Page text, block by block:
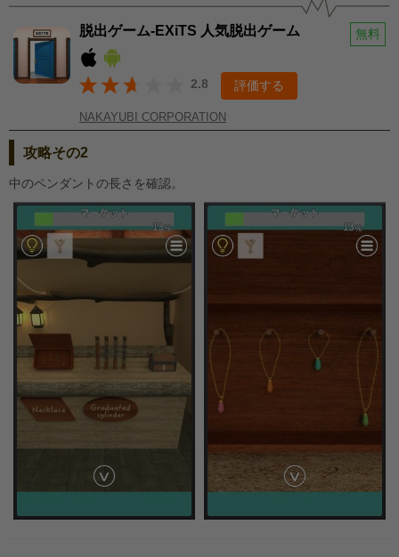
脱出ゲーム-EXiTS 人気脱出ゲーム 無料
2.8 評価する
NAKAYUBI CORPORATION
攻略その2
中のペンダントの長さを確認。